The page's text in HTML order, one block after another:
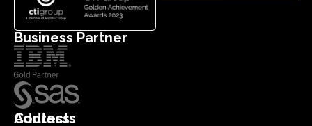
Business Partner
Address
Contacts